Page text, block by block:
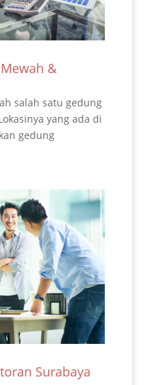
&
salah satu gedung
yang ada di
gedung
Surabaya